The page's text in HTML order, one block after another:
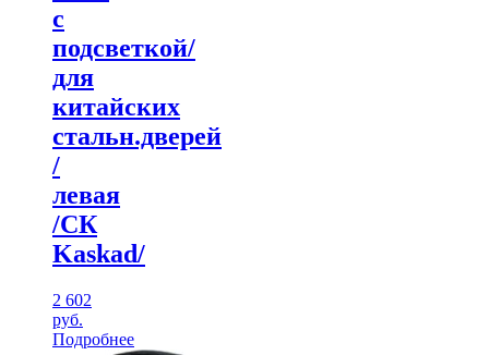
с
подсветкой/
для
китайских
стальн.дверей
/
левая
/CК
Kaskad/
2 602
руб.
Подробнее